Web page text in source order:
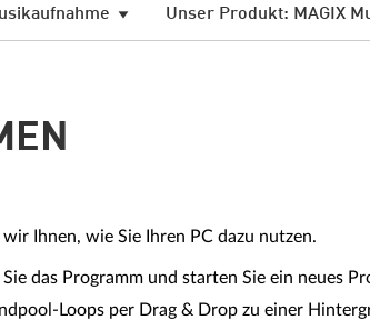
Unser Produkt: MAGIX
Ihnen, wie Sie Ihren PC dazu nutzen.
das Programm und starten Sie ein neues
Loops per Drag & Drop zu einer